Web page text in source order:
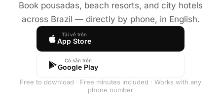
Book pousadas, beach resorts, and city hotels
across Brazil — directly by phone, in English.
Tải về trên
App Store
Có sẵn trên
Google Play
Free to download · Free minutes included · Works with any
phone number